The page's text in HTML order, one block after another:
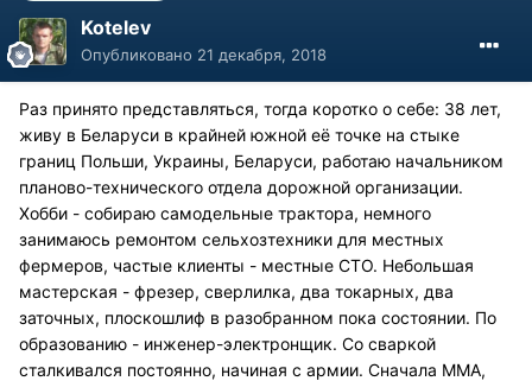
Kotelev
Опубликовано 21 декабря, 2018
Раз принято представляться, тогда коротко о себе: 38 лет,
живу в Беларуси в крайней южной её точке на стыке
границ Польши, Украины, Беларуси, работаю начальником
планово-технического отдела дорожной организации.
Хобби - собираю самодельные трактора, немного
занимаюсь ремонтом сельхозтехники для местных
фермеров, частые клиенты - местные СТО. Небольшая
мастерская - фрезер, сверлилка, два токарных, два
заточных, плоскошлиф в разобранном пока состоянии. По
образованию - инженер-электронщик. Со сваркой
сталкивался постоянно, начиная с армии. Сначала ММА,